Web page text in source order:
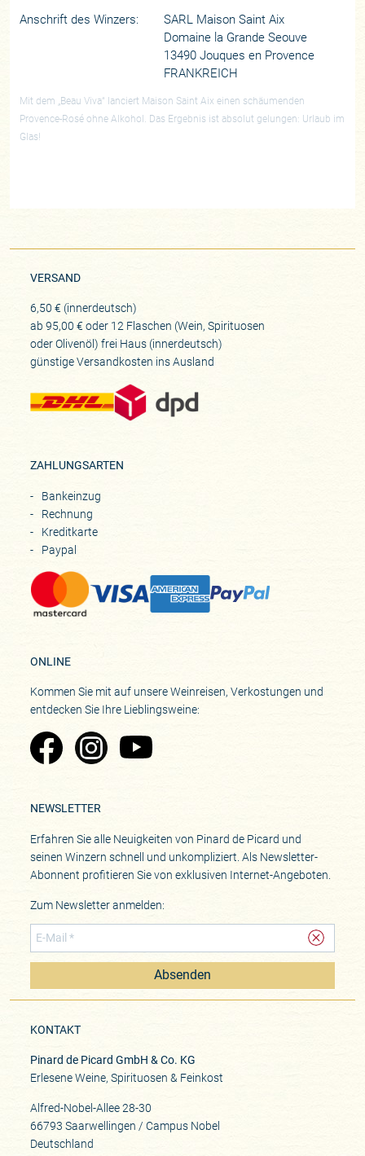
Anschrift des Winzers:
SARL Maison Saint Aix
Domaine la Grande Seouve
13490 Jouques en Provence
FRANKREICH
Mit dem „Beau Viva“ lanciert Maison Saint Aix einen schäumenden
Provence-Rosé ohne Alkohol. Das Ergebnis ist absolut gelungen: Urlaub im
Glas!
VERSAND
6,50 € (innerdeutsch)
ab 95,00 € oder 12 Flaschen (Wein, Spirituosen
oder Olivenöl) frei Haus (innerdeutsch)
günstige Versandkosten ins Ausland
ZAHLUNGSARTEN
Bankeinzug
Rechnung
Kreditkarte
Paypal
ONLINE
Kommen Sie mit auf unsere Weinreisen, Verkostungen und
entdecken Sie Ihre Lieblingsweine:
Zu Pinard's Facebook-Seite
Zu Pinard's Instagram-Seite
Zu Pinard's YouTube-Seite
NEWSLETTER
Erfahren Sie alle Neuigkeiten von Pinard de Picard und
seinen Winzern schnell und unkompliziert. Als Newsletter-
Abonnent profitieren Sie von exklusiven Internet-Angeboten.
Zum Newsletter anmelden:
Absenden
KONTAKT
Pinard de Picard GmbH & Co. KG
Erlesene Weine, Spirituosen & Feinkost
Alfred-Nobel-Allee 28-30
66793 Saarwellingen / Campus Nobel
Deutschland